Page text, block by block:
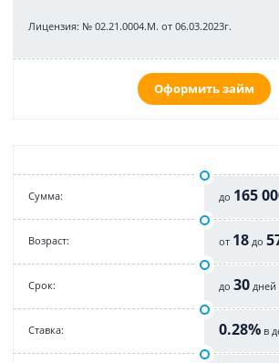
Лицензия: № 02.21.0004.М. от 06.03.2023г.
Оформить займ
Cумма: до 165
Возраст: от 18 до
Срок: до 30 дней
Cтавка: 0.28% в